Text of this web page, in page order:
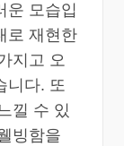
운 모습입
로 재현한
지고 오
니다. 또
낄 수 있
빙함을